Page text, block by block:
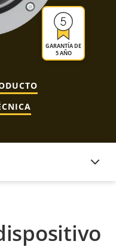
GARANTÍA DE
5 AÑO